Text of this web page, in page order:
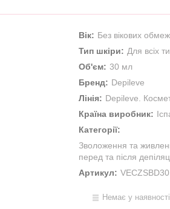
Вік: Без вікових
Тип шкіри: Для всіх
Об'єм: 30 мл
Бренд: Depileve
Лінія: Depileve.
Країна виробник:
Категорії:
Зволоження та
перед та після
Артикул: VECZSBD30
Немає у наявності